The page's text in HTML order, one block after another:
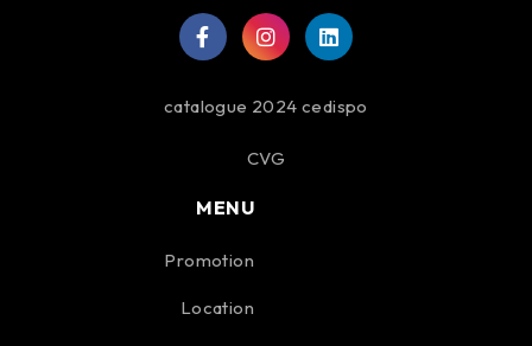
catalogue 2024 cedispo
CVG
MENU
Promotion
Location